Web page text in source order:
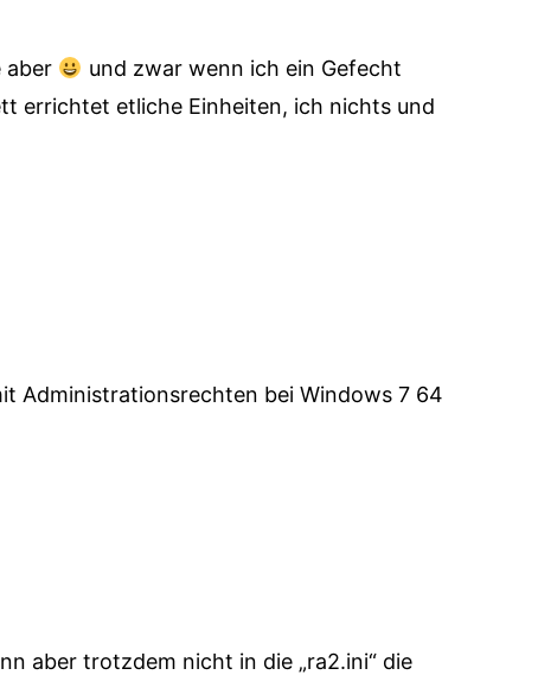
aber
und zwar wenn ich ein Gefecht
errichtet etliche Einheiten, ich nichts und
Administrationsrechten bei Windows 7 64
aber trotzdem nicht in die „ra2.ini“ die